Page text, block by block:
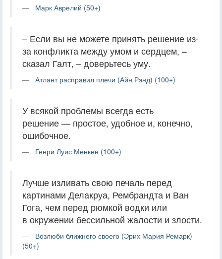
Марк Аврелий (50+)
– Если вы не можете принять решение из-
за конфликта между умом и сердцем, –
сказал Галт, – доверьтесь уму.
Атлант расправил плечи (Айн Рэнд) (100+)
У всякой проблемы всегда есть
решение — простое, удобное и, конечно,
ошибочное.
Генри Луис Менкен (100+)
Лучше изливать свою печаль перед
картинами Делакруа, Рембрандта и Ван
Гога, чем перед рюмкой водки или
в окружении бессильной жалости и злости.
Возлюби ближнего своего (Эрих Мария Ремарк)
(50+)